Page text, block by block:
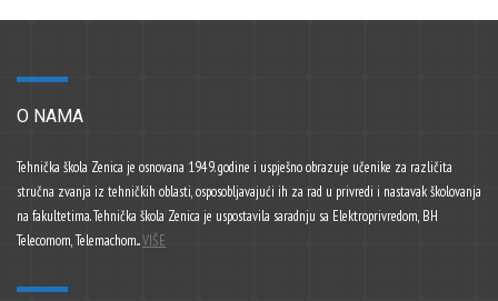
O NAMA
Tehnička škola Zenica je osnovana 1949. godine i uspješno obrazuje učenike za različita
stručna zvanja iz tehničkih oblasti, osposobljavajući ih za rad u privredi i nastavak školovanja
na fakultetima. Tehnička škola Zenica je uspostavila saradnju sa Elektroprivredom, BH
Telecomom, Telemachom...VIŠE